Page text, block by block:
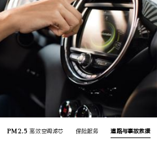
PM2.5 高效空调滤芯 保险服务 道路与事故救援